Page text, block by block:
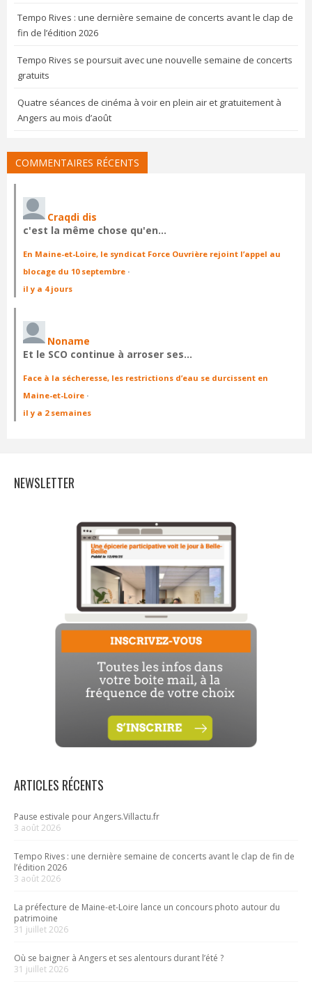
Tempo Rives : une dernière semaine de concerts avant le clap de
fin de l’édition 2026
Tempo Rives se poursuit avec une nouvelle semaine de concerts
gratuits
Quatre séances de cinéma à voir en plein air et gratuitement à
Angers au mois d’août
COMMENTAIRES RÉCENTS
Craqdi dis
c'est la même chose qu'en…
En Maine-et-Loire, le syndicat Force Ouvrière rejoint l’appel au
blocage du 10 septembre ·
il y a 4 jours
Noname
Et le SCO continue à arroser ses…
Face à la sécheresse, les restrictions d’eau se durcissent en
Maine-et-Loire ·
il y a 2 semaines
NEWSLETTER
ARTICLES RÉCENTS
Pause estivale pour Angers.Villactu.fr
3 août 2026
Tempo Rives : une dernière semaine de concerts avant le clap de fin de
l’édition 2026
3 août 2026
La préfecture de Maine-et-Loire lance un concours photo autour du
patrimoine
31 juillet 2026
Où se baigner à Angers et ses alentours durant l’été ?
31 juillet 2026